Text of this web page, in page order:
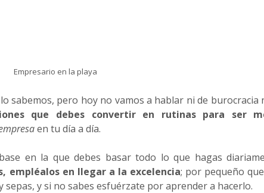
sabemos, pero hoy no vamos a hablar ni de burocracia
que debes convertir en rutinas para ser
en tu día a día.
en la que debes basar todo lo que hagas
empléalos en llegar a la excelencia; por pequeño
y si no sabes esfuérzate por aprender a hacerlo.